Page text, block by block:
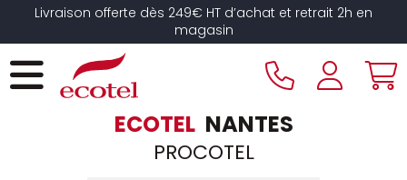
Livraison offerte dès 249€ HT d’achat et retrait 2h en
magasin
ECOTEL NANTES
PROCOTEL
Panneau de gestion des cookies